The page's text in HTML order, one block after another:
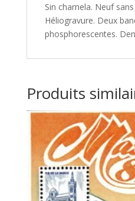
Sin charnela. Neuf
Héliogravure. Deux
phosphorescentes.
Produits